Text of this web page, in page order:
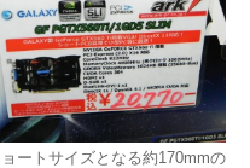
ートサイズとなる約170mmの